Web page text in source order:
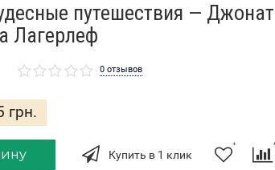
путешествия —
Лагерлеф
0 отзывов
грн.
Купить в 1 клик